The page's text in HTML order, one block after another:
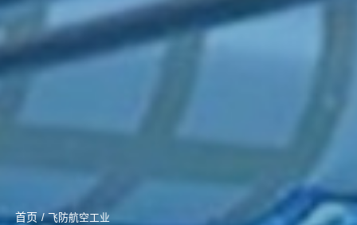
首页 / 飞防航空工业